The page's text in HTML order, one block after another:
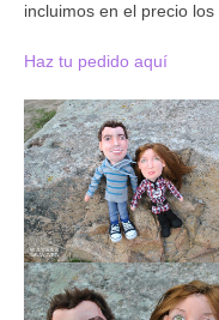
BLOG
incluimos en el precio
Haz tu pedido aquí